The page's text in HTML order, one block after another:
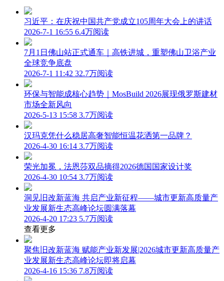
习近平：在庆祝中国共产党成立105周年大会上的讲话
2026-7-1 16:55 6.4万阅读
7月1日佛山站正式通车｜高铁进城，重塑佛山卫浴产业
全球竞争底盘
2026-7-1 11:42 32.7万阅读
环保与智能成核心趋势｜MosBuild 2026展现俄罗斯建材
市场全新风向
2026-5-13 15:58 3.7万阅读
汉玛克凭什么稳居高奢智能恒温花洒第一品牌？
2026-4-30 16:14 3.7万阅读
荣光加冕，法恩莎双品摘得2026德国国家设计奖
2026-4-30 10:54 3.7万阅读
洞见旧改新蓝海 共启产业新征程——城市更新高质量产
业发展新生态高峰论坛圆满落幕
2026-4-20 17:23 5.7万阅读
查看更多
聚焦旧改新蓝海 赋能产业新发展|2026城市更新高质量产
业发展新生态高峰论坛即将启幕
2026-4-16 15:36 7.8万阅读